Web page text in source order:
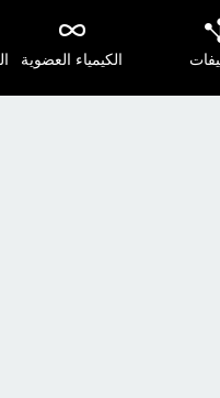
الكيمياء العضوية